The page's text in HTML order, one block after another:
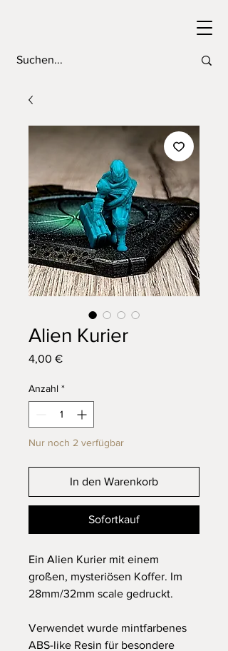
Alien Kurier
4,00 €Preis
Anzahl *
Nur noch 2 verfügbar
In den Warenkorb
Sofortkauf
Ein Alien Kurier mit einem
großen, mysteriösen Koffer. Im
28mm/32mm scale gedruckt.
Verwendet wurde mintfarbenes
ABS-like Resin für besondere